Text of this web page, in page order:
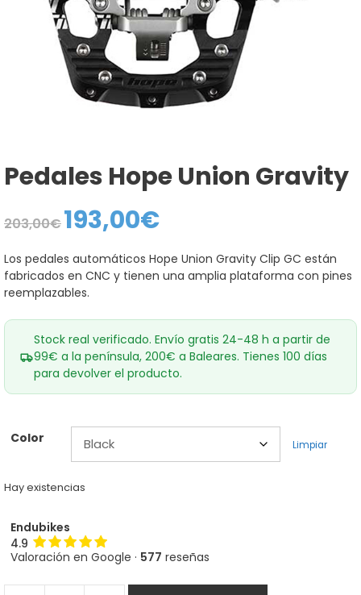
Pedales Hope Union Gravity
203,00€
El
precio
203,00€.
193,00€El
precio
193,00€.
Los pedales automáticos Hope Union Gravity Clip GC están
fabricados en CNC y tienen una amplia plataforma con pines
reemplazables.
Stock real verificado. Envío gratis 24-48 h a partir de
99€ a la península, 200€ a Baleares. Tienes 100 días
para devolver el producto.
Color Limpiar
Hay existencias
Endubikes
4.9
Valoración en Google · 577 reseñas